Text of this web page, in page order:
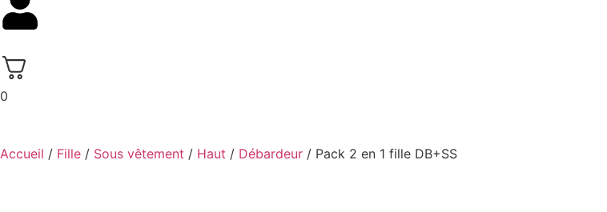
0
Accueil / Fille / Sous vêtement / Haut / Débardeur / Pack 2 en 1 fille DB+SS